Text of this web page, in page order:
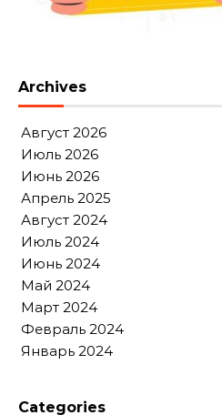
Archives
Август 2026
Июль 2026
Июнь 2026
Апрель 2025
Август 2024
Июль 2024
Июнь 2024
Май 2024
Март 2024
Февраль 2024
Январь 2024
Categories